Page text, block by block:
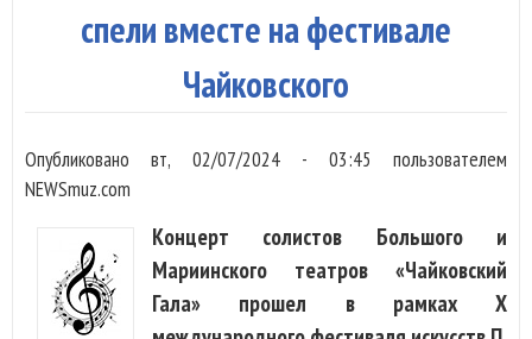
спели вместе на фестивале
Чайковского
Опубликовановт, 02/07/2024 - 03:45 пользователем
NEWSmuz.com
Концерт солистов Большого и
Мариинского театров «Чайковский
Гала» прошел в рамках X